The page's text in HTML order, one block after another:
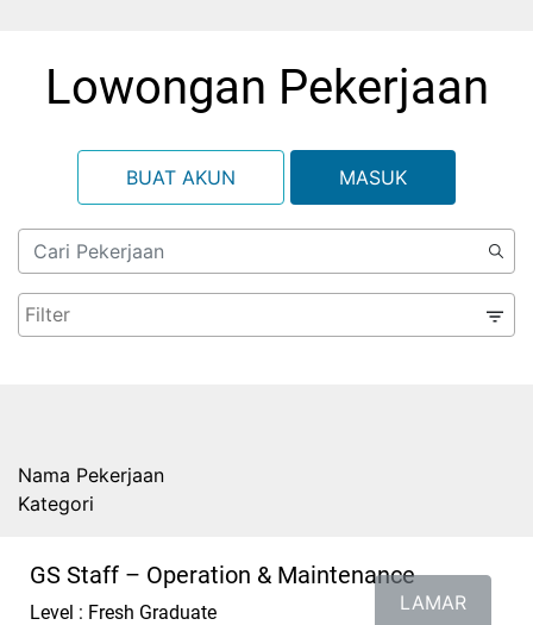
Lowongan Pekerjaan
BUAT AKUN MASUK
Nama Pekerjaan
Kategori
GS Staff – Operation & Maintenance
Level : Fresh Graduate LAMAR